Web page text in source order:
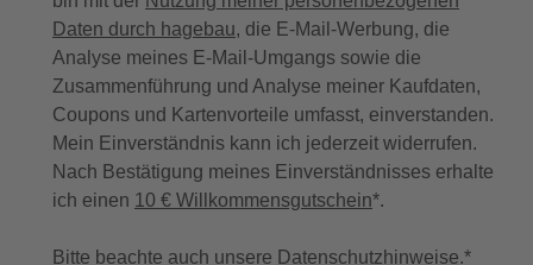
Daten durch hagebau, die E-Mail-Werbung, die
Analyse meines E-Mail-Umgangs sowie die
Zusammenführung und Analyse meiner Kaufdaten,
Coupons und Kartenvorteile umfasst, einverstanden.
Mein Einverständnis kann ich jederzeit widerrufen.
Nach Bestätigung meines Einverständnisses erhalte
ich einen 10 € Willkommensgutschein*.
Bitte beachte auch unsere Datenschutzhinweise.